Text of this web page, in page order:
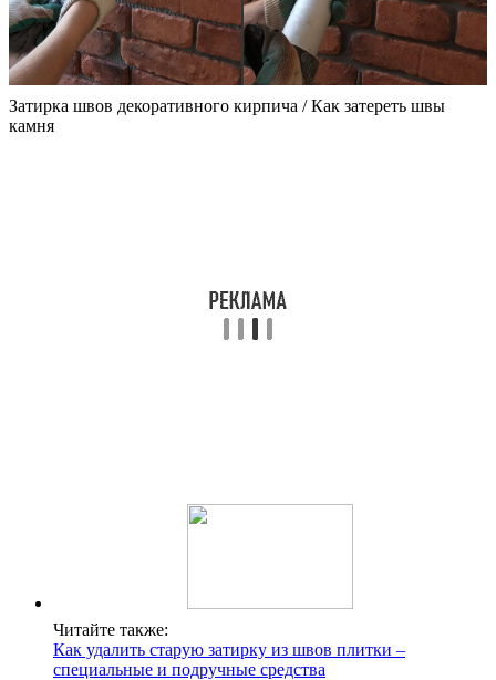
Затирка швов декоративного кирпича / Как затереть швы
камня
Читайте также:
Как удалить старую затирку из швов плитки –
специальные и подручные средства